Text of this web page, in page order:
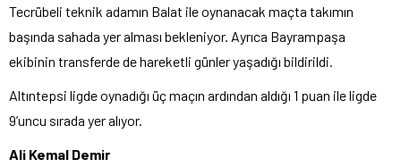
Tecrübeli teknik adamın Balat ile oynanacak maçta takımın
başında sahada yer alması bekleniyor. Ayrıca Bayrampaşa
ekibinin transferde de hareketli günler yaşadığı bildirildi.
Altıntepsi ligde oynadığı üç maçın ardından aldığı 1 puan ile ligde
9’uncu sırada yer alıyor.
Ali Kemal Demir